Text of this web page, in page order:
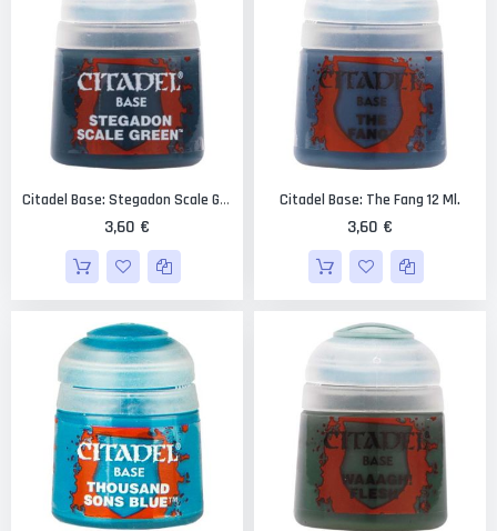
Citadel Base: Stegadon Scale Green 12 Ml.
3,60 €
Citadel Base: The Fang 12 Ml.
3,60 €